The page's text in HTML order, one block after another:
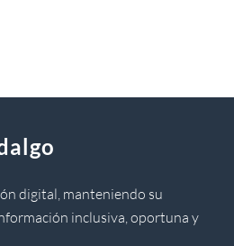
digital, manteniendo su
inclusiva, oportuna y